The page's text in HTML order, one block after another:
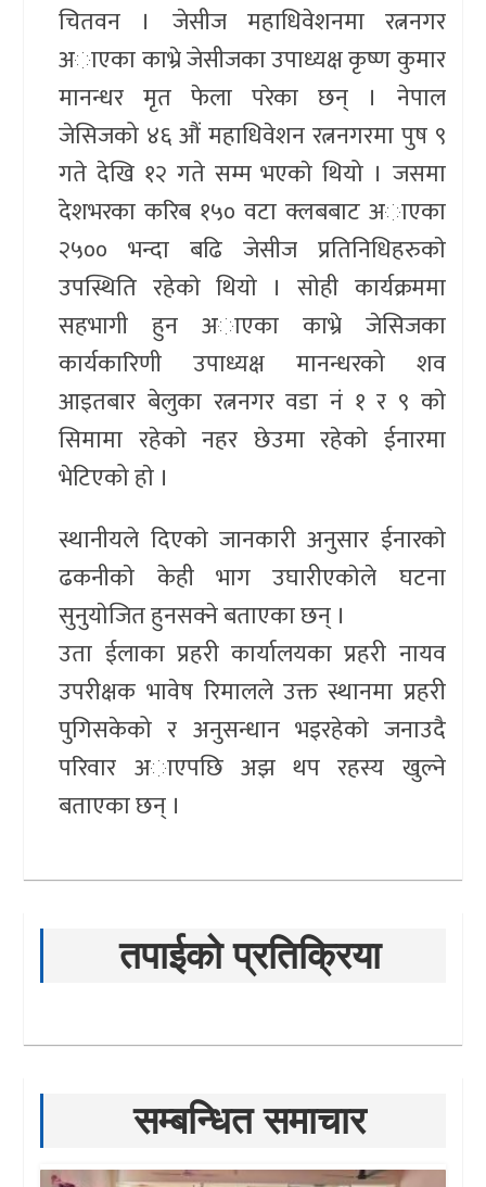
चितवन । जेसीज महाधिवेशनमा रत्ननगर
अाएका काभ्रे जेसीजका उपाध्यक्ष कृष्ण कुमार
मानन्धर मृत फेला परेका छन् । नेपाल
जेसिजको ४६ औं महाधिवेशन रत्ननगरमा पुष ९
गते देखि १२ गते सम्म भएकाे थियो । जसमा
देशभरका करिब १५० वटा क्लबबाट अाएका
२५०० भन्दा बढि जेसीज प्रतिनिधिहरुकाे
उपस्थिति रहेकाे थियाे । साेही कार्यक्रममा
सहभागी हुन अाएका काभ्रे जेसिजका
कार्यकारिणी उपाध्यक्ष मानन्धरको शव
आइतबार बेलुका रत्ननगर वडा नं १ र ९ काे
सिमामा रहेकाे नहर छेउमा रहेकाे ईनारमा
भेटिएको हाे ।
स्थानीयले दिएकाे जानकारी अनुसार ईनारकाे
ढकनीकाे केही भाग उघारीएकाेले घटना
सुनुयाेजित हुनसक्ने बताएका छन् ।
उता ईलाका प्रहरी कार्यालयका प्रहरी नायव
उपरीक्षक भावेष रिमालले उक्त स्थानमा प्रहरी
पुगिसकेको र अनुसन्धान भइरहेकाे जनाउदै
परिवार अाएपछि अझ थप रहस्य खुल्ने
बताएका छन् ।
तपाईको प्रतिक्रिया
सम्बन्धित समाचार